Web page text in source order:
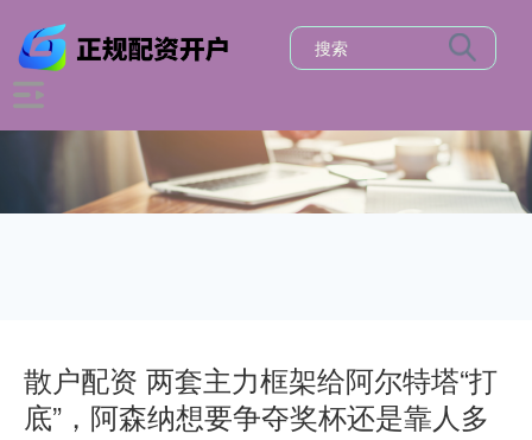
散户配资 两套主力框架给阿尔特塔“打
底”，阿森纳想要争夺奖杯还是靠人多